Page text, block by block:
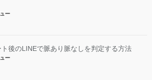
ー
後のLINEで脈あり脈なしを判定する方法
ー